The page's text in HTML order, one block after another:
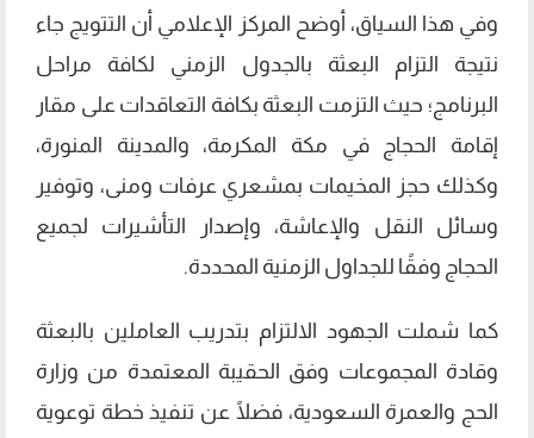
وفي هذا السياق، أوضح المركز الإعلامي أن التتويج جاء
نتيجة التزام البعثة بالجدول الزمني لكافة مراحل
البرنامج؛ حيث التزمت البعثة بكافة التعاقدات على مقار
إقامة الحجاج في مكة المكرمة، والمدينة المنورة،
وكذلك حجز المخيمات بمشعري عرفات ومنى، وتوفير
وسائل النقل والإعاشة، وإصدار التأشيرات لجميع
الحجاج وفقًا للجداول الزمنية المحددة.
كما شملت الجهود الالتزام بتدريب العاملين بالبعثة
وقادة المجموعات وفق الحقيبة المعتمدة من وزارة
الحج والعمرة السعودية، فضلًا عن تنفيذ خطة توعوية